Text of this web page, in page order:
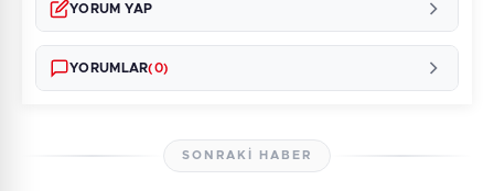
YORUM YAP
YORUMLAR(0)
SONRAKI HABER